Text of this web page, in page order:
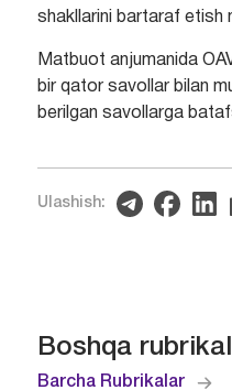
shakllarini bartaraf etish
Matbuot anjumanida
bir qator savollar bilan
berilgan savollarga
Ulashish:
Boshqa
Barcha Rubrikalar